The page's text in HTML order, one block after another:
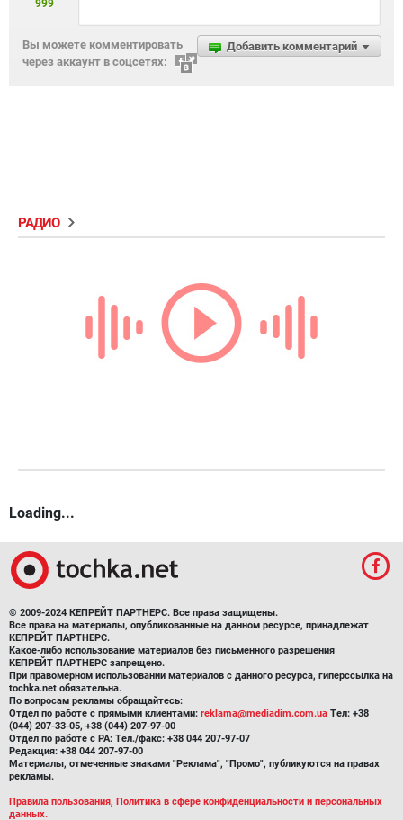
999
Добавить комментарий
Вы можете комментировать
через аккаунт в соцсетях:
РАДИО
Loading...
© 2009-2024 КЕПРЕЙТ ПАРТНЕРС. Все права защищены.
Все права на материалы, опубликованные на данном ресурсе, принадлежат
КЕПРЕЙТ ПАРТНЕРС.
Какое-либо использование материалов без письменного разрешения
КЕПРЕЙТ ПАРТНЕРС запрещено.
При правомерном использовании материалов с данного ресурса, гиперссылка на
tochka.net обязательна.
По вопросам рекламы обращайтесь:
Отдел по работе с прямыми клиентами: reklama@mediadim.com.ua Тел: +38
(044) 207-33-05, +38 (044) 207-97-00
Отдел по работе с РА: Тел./факс: +38 044 207-97-07
Редакция: +38 044 207-97-00
Материалы, отмеченные знаками "Реклама", "Промо", публикуются на правах
рекламы.
Правила пользования, Политика в сфере конфиденциальности и персональных
данных.